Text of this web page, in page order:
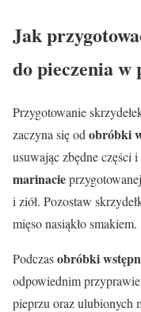
Jak
do pieczenia
Przygotowanie
zaczyna się od obróbki
usuwając zbędne części
marinacie
i ziół. Pozostaw
mięso nasiąkło smakiem.
Podczasobróbki
odpowiednim
pieprzu oraz ulubionych